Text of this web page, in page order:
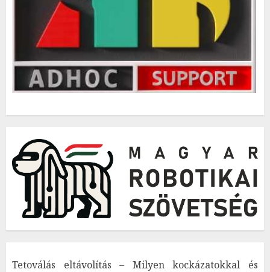
Tetoválás eltávolítás – Milyen kockázatokkal és